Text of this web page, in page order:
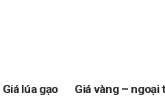
Giá lúa gạo Giá vàng – ngoại